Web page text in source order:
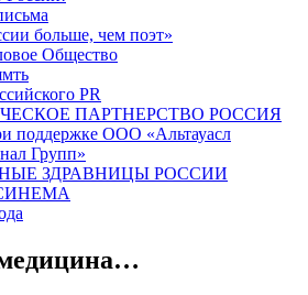
больше, чем поэт»
Общество
PR
ПАРТНЕРСТВО РОССИЯ
ООО «Альтауасл
Групп»
ЗДРАВНИЦЫ РОССИИ